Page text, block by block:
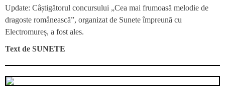
Update: Câștigătorul concursului „Cea mai frumoasă melodie de
dragoste românească”, organizat de Sunete împreună cu
Electromureș, a fost ales.
Text de SUNETE